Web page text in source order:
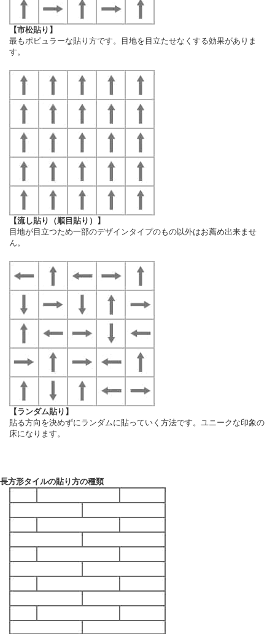
【市松貼り】
最もポピュラーな貼り方です。目地を目立たせなくする効果がありま
す。
【流し貼り（順目貼り）】
目地が目立つため一部のデザインタイプのもの以外はお薦め出来ませ
ん。
【ランダム貼り】
貼る方向を決めずにランダムに貼っていく方法です。ユニークな印象の
床になります。
長方形タイルの貼り方の種類